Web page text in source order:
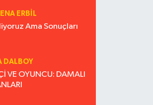
ERBIL
Ama Sonuçları
DALBOY
VE OYUNCU: DAMALI